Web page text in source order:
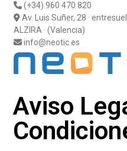
(+34) 960 470 820
Av. Luis Suñer, 28 ·
ALZIRA · (Valencia)
info@neotic.es
Aviso